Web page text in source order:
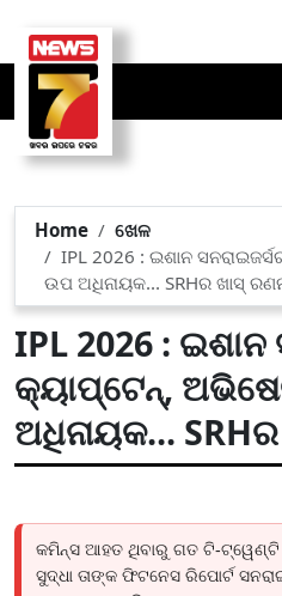
Home
ଖେଳ
IPL 2026 : ଇଶାନ
ଉପ ଅଧିନାୟକ... SRHର ଖାସ୍
IPL 2026 :
କ୍ୟାପ୍ଟେନ୍,
ଅଧିନାୟକ...
କମିନ୍ସ ଆହତ ଥିବାରୁ ଗତ ଟି-
ସୁଦ୍ଧା ତାଙ୍କ ଫିଟନେସ ରିପୋର୍ଟ